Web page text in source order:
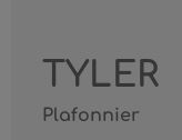
TYLER
Plafonnier